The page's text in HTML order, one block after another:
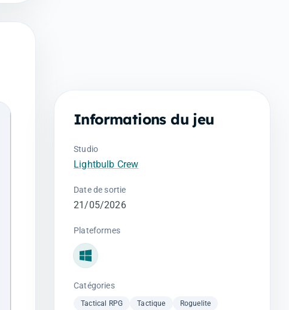
Informations du jeu
Studio
Lightbulb Crew
Date de sortie
21/05/2026
Plateformes
Windows
Catégories
Tactical RPG Tactique Roguelite